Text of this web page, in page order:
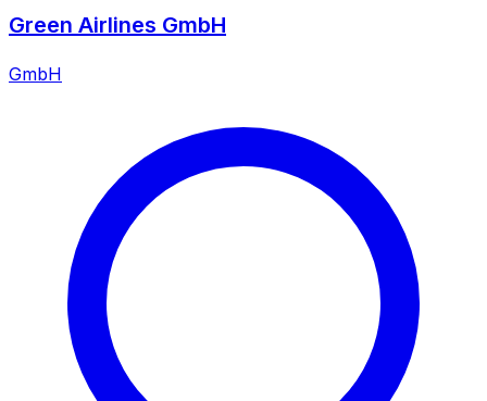
Green Airlines GmbH
GmbH